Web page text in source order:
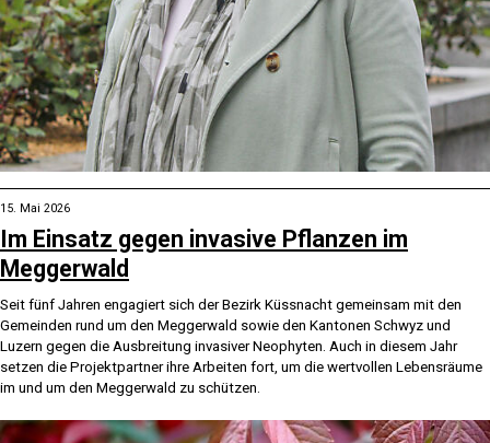
15. Mai 2026
Im Einsatz gegen invasive Pflanzen im
Meggerwald
Seit fünf Jahren engagiert sich der Bezirk Küssnacht gemeinsam mit den
Gemeinden rund um den Meggerwald sowie den Kantonen Schwyz und
Luzern gegen die Ausbreitung invasiver Neophyten. Auch in diesem Jahr
setzen die Projektpartner ihre Arbeiten fort, um die wertvollen Lebensräume
im und um den Meggerwald zu schützen.